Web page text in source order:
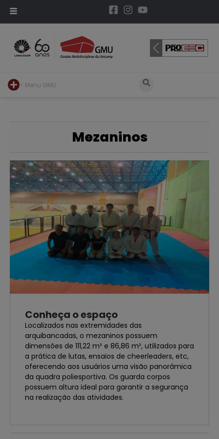
< Menu GMU
Mezaninos
Conheça o espaço
Localizados nas extremidades das
arquibancadas, o mezaninos possuem
dimensões de 111,22 m² e 86,86 m², utilizados para
a prática de lutas, ensaios de cheerleaders, etc,
oferecendo aos usuários uma visão panorâmica
da quadra poliesportiva. Os guarda corpos
possuem altura ideal para garantir a segurança
na realização das atividades.